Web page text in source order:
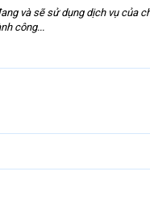
và sẽ sử dụng dịch vụ
công...